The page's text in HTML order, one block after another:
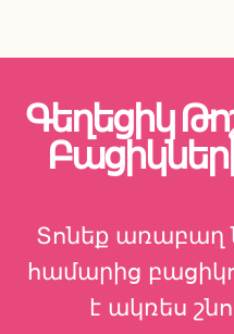
Գեղեցիկ
Տոնեք առաբաղ
համարից
է ակռես